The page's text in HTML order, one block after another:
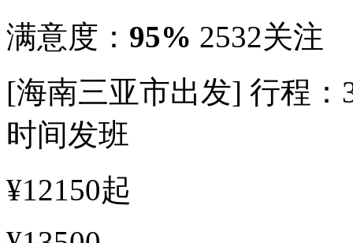
满意度： 95% 2532关注
[海南三亚市出发] 行程：
时间发班
¥12150起